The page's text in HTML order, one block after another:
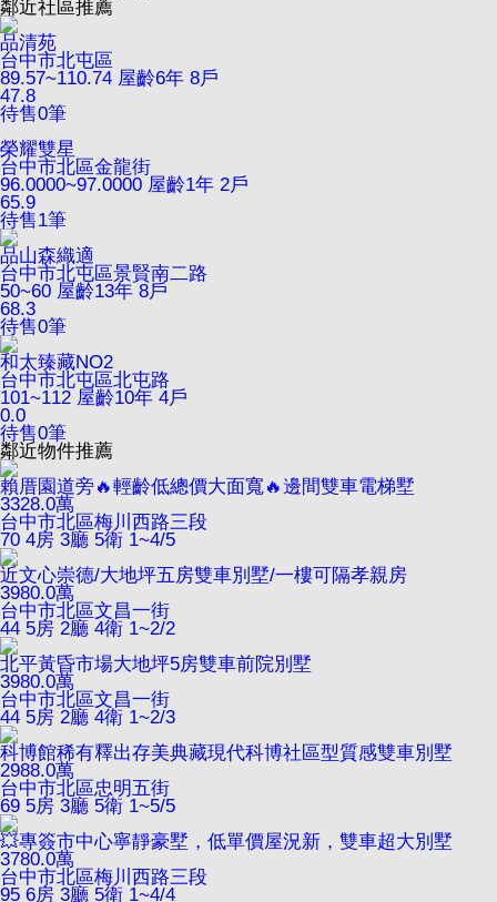
鄰近社區推薦
品清苑
台中市北屯區
89.57~110.74 屋齡6年 8戶
47.8
待售0筆
榮耀雙星
台中市北區金龍街
96.0000~97.0000 屋齡1年 2戶
65.9
待售1筆
品山森織適
台中市北屯區景賢南二路
50~60 屋齡13年 8戶
68.3
待售0筆
和太臻藏NO2
台中市北屯區北屯路
101~112 屋齡10年 4戶
0.0
待售0筆
鄰近物件推薦
賴厝園道旁🔥輕齡低總價大面寬🔥邊間雙車電梯墅
3328.0萬
台中市北區梅川西路三段
70 4房 3廳 5衛 1~4/5
近文心崇德/大地坪五房雙車別墅/一樓可隔孝親房
3980.0萬
台中市北區文昌一街
44 5房 2廳 4衛 1~2/2
北平黃昏市場大地坪5房雙車前院別墅
3980.0萬
台中市北區文昌一街
44 5房 2廳 4衛 1~2/3
科博館稀有釋出存美典藏現代科博社區型質感雙車別墅
2988.0萬
台中市北區忠明五街
69 5房 3廳 5衛 1~5/5
💥專簽市中心寧靜豪墅，低單價屋況新，雙車超大別墅
3780.0萬
台中市北區梅川西路三段
95 6房 3廳 5衛 1~4/4